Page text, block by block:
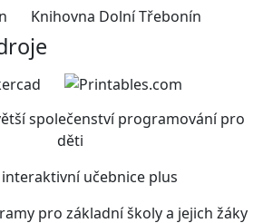
Knihovna Dolní Třebonín